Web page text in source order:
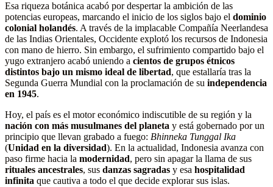
Esa riqueza botánica acabó por despertar la ambición de las
potencias europeas, marcando el inicio de los siglos bajo el dominio
colonial holandés. A través de la implacable Compañía Neerlandesa
de las Indias Orientales, Occidente explotó los recursos de Indonesia
con mano de hierro. Sin embargo, el sufrimiento compartido bajo el
yugo extranjero acabó uniendo a cientos de grupos étnicos
distintos bajo un mismo ideal de libertad, que estallaría tras la
Segunda Guerra Mundial con la proclamación de su independencia
en 1945.
Hoy, el país es el motor económico indiscutible de su región y la
nación con más musulmanes del planeta y está gobernado por un
principio que llevan grabado a fuego: Bhinneka Tunggal Ika
(Unidad en la diversidad). En la actualidad, Indonesia avanza con
paso firme hacia la modernidad, pero sin apagar la llama de sus
rituales ancestrales, sus danzas sagradas y esa hospitalidad
infinita que cautiva a todo el que decide explorar sus islas.